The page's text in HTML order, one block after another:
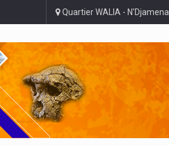
Quartier WALIA - N'Djamena